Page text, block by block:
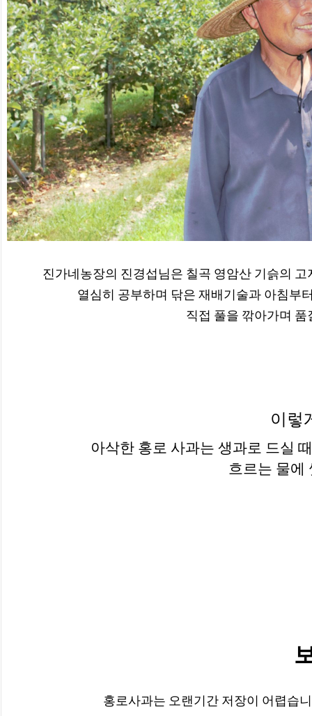
진가네농장의 진경섭님은 칠곡 영암산 기슭의
열심히 공부하며 닦은 재배기술과 아침부
직접 풀을 깎아가며
이렇
아삭한 홍로 사과는 생과로 드실
흐르는 물에
홍로사과는 오랜기간 저장이 어렵습